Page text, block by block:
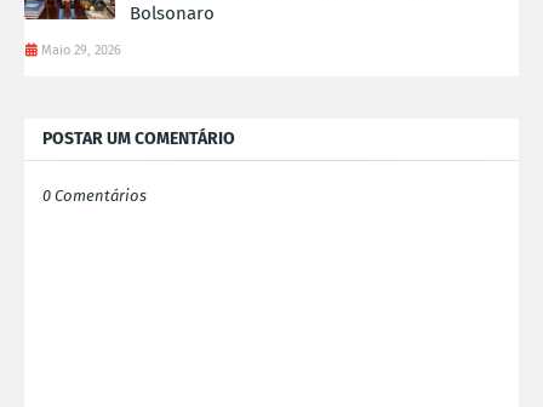
Bolsonaro
Maio 29, 2026
POSTAR UM COMENTÁRIO
0 Comentários